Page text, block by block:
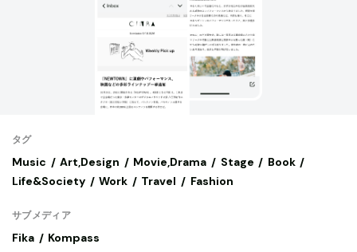
タグ
Music Art,Design Movie,Drama Stage
Book
Life&Society
Work Travel Fashion
サブメディア
Fika Kompass